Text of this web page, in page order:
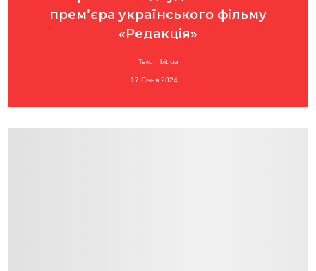
прем’єра українського фільму
«Редакція»
Текст: bit.ua
17 Січня 2024